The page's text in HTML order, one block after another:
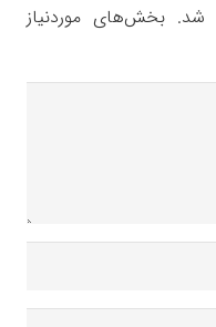
شد. بخش‌های موردنیاز